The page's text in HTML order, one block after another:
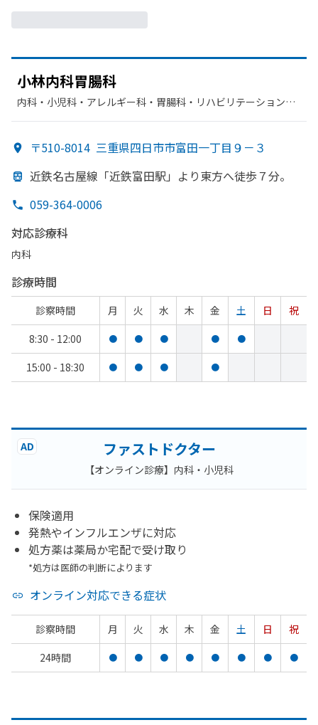
小林内科胃腸科
内科・​小児科・​アレルギー科・​胃腸科・​リハビリテーション・​
〒510-8014 三重県四日市市富田一丁目９－３
近鉄名古屋線 「近鉄富田駅」より東方へ徒歩７分。
059-364-0006
対応診療科
内科
診療時間
診察時間 月 火 水 木 金 土 日
祝
8:30 - 12:00
● ● ● ● ●
15:00 - 18:30 ● ● ● ●
AD ファストドクター
【オンライン診療】内科・小児科
保険適用
発熱やインフルエンザに対応
処方薬は薬局か宅配で受け取り
*処方は医師の判断によります
オンライン対応できる症状
診察時間 月 火 水 木 金 土 日
祝
24時間
● ● ● ● ● ● ● ●